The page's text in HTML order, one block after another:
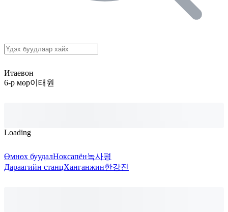
Итаевон
6-р мөр이태원
Loading
Өмнөх буудалНоксапён녹사평
Дараагийн станцХанганжин한강진